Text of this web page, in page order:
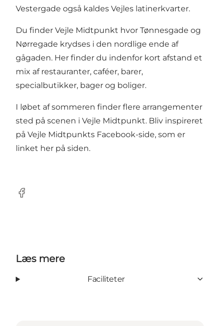
Vestergade også kaldes Vejles latinerkvarter.
Du finder Vejle Midtpunkt hvor Tønnesgade og
Nørregade krydses i den nordlige ende af
gågaden. Her finder du indenfor kort afstand et
mix af restauranter, caféer, barer,
specialbutikker, bager og boliger.
I løbet af sommeren finder flere arrangementer
sted på scenen i Vejle Midtpunkt. Bliv inspireret
på Vejle Midtpunkts Facebook-side, som er
linket her på siden.
Facebook
Læs mere
Faciliteter